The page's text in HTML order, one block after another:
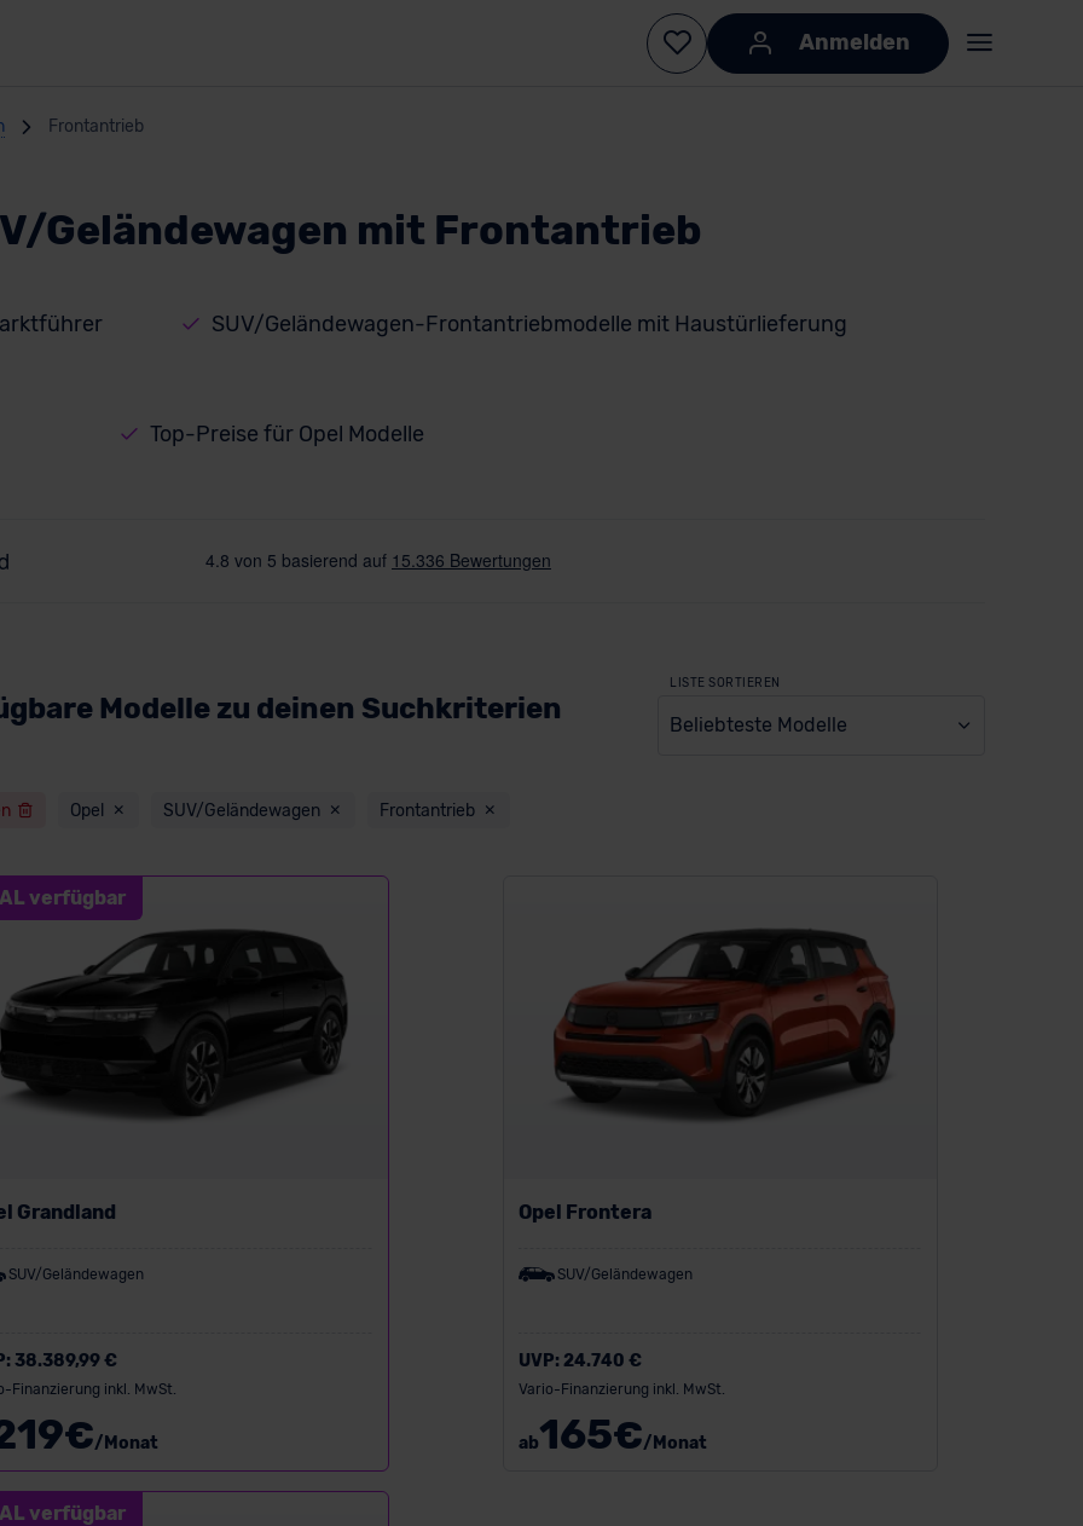
Anmelden
Frontantrieb
Geländewagen mit Frontantrieb
SUV/Geländewagen-Frontantriebmodelle mit Haustürlieferung
Top-Preise für Opel Modelle
Modelle zu deinen Suchkriterien
LISTE SORTIEREN
Beliebteste Modelle
Opel SUV/Geländewagen Frontantrieb
verfügbar
Grandland
SUV/Geländewagen
38.389,99 €
Finanzierung inkl. MwSt.
€/Monat
Opel Frontera
SUV/Geländewagen
UVP:24.740 €
Vario-Finanzierung inkl. MwSt.
ab165€/Monat
verfügbar